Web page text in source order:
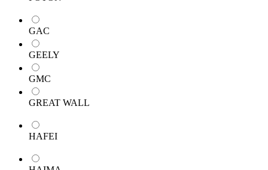
GAC
GEELY
GMC
GREAT WALL
HAFEI